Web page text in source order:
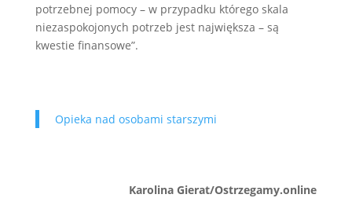
potrzebnej pomocy – w przypadku którego skala
niezaspokojonych potrzeb jest największa – są
kwestie finansowe”.
Opieka nad osobami starszymi
Karolina Gierat/Ostrzegamy.online